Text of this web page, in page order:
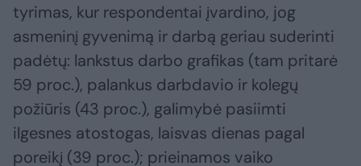
tyrimas, kur respondentai įvardino, jog
asmeninį gyvenimą ir darbą geriau suderinti
padėtų: lankstus darbo grafikas (tam pritarė
59 proc.), palankus darbdavio ir kolegų
požiūris (43 proc.), galimybė pasiimti
ilgesnes atostogas, laisvas dienas pagal
poreikį (39 proc.); prieinamos vaiko